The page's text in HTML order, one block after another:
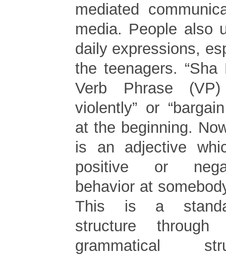
mediated
media. People also
daily expressions,
the teenagers.
Verb Phrase
violently” or
at the beginning.
is an adjective
positive or
behavior at
This is a
structure
grammatical